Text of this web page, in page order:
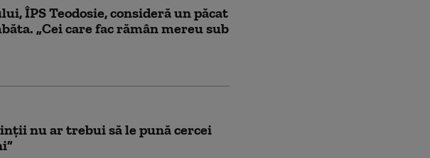
ÎPS Teodosie, consideră un păcat
„Cei care fac rămân mereu sub
nu ar trebui să le pună cercei